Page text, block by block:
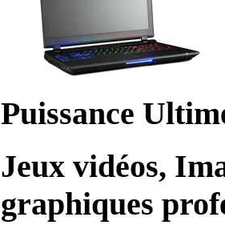
Puissance
Jeux vidéos,
graphiques